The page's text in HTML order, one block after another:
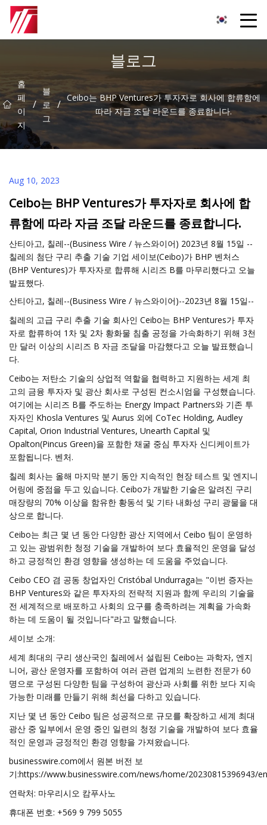
블로그
홈
페
이
지
/
블
로
그
/ Ceibo는 BHP Ventures가 투자자로 회사에 합류함에
따라 자금 조달 라운드를 종료합니다.
Aug 10, 2023
Ceibo는 BHP Ventures가 투자자로 회사에 합
류함에 따라 자금 조달 라운드를 종료합니다.
산티아고, 칠레--(Business Wire / 뉴스와이어) 2023년 8월 15일 --
칠레의 첨단 구리 추출 기술 기업 세이보(Ceibo)가 BHP 벤처스
(BHP Ventures)가 투자자로 합류해 시리즈 B를 마무리했다고 오늘
발표했다.
산티아고, 칠레--(Business Wire / 뉴스와이어)--2023년 8월 15일--
칠레의 고급 구리 추출 기술 회사인 Ceibo는 BHP Ventures가 투자
자로 합류하여 1차 및 2차 황화물 침출 공정을 가속화하기 위해 3천
만 달러 이상의 시리즈 B 자금 조달을 마감했다고 오늘 발표했습니
다.
Ceibo는 저탄소 기술의 상업적 역할을 협력하고 지원하는 세계 최
고의 금융 투자자 및 광산 회사로 구성된 컨소시엄을 구성했습니다.
여기에는 시리즈 B를 주도하는 Energy Impact Partners와 기존 투
자자인 Khosla Ventures 및 Aurus 외에 CoTec Holding, Audley
Capital, Orion Industrial Ventures, Unearth Capital 및
Opalton(Pincus Green)을 포함한 채굴 중심 투자자 신디케이트가
포함됩니다. 벤처.
칠레 회사는 올해 마지막 분기 동안 지속적인 현장 테스트 및 엔지니
어링에 중점을 두고 있습니다. Ceibo가 개발한 기술은 알려진 구리
매장량의 70% 이상을 함유한 황동석 및 기타 내화성 구리 광물을 대
상으로 합니다.
Ceibo는 최근 몇 년 동안 다양한 광산 지역에서 Ceibo 팀이 운영하
고 있는 광범위한 청정 기술을 개발하여 보다 효율적인 운영을 달성
하고 긍정적인 환경 영향을 생성하는 데 도움을 주었습니다.
Ceibo CEO 겸 공동 창업자인 Cristóbal Undurraga는 "이번 증자는
BHP Ventures와 같은 투자자의 전략적 지원과 함께 우리의 기술을
전 세계적으로 배포하고 사회의 요구를 충족하려는 계획을 가속화
하는 데 도움이 될 것입니다"라고 말했습니다.
세이보 소개:
세계 최대의 구리 생산국인 칠레에서 설립된 Ceibo는 과학자, 엔지
니어, 광산 운영자를 포함하여 여러 관련 업계의 노련한 전문가 60
명으로 구성된 다양한 팀을 구성하여 광산과 사회를 위한 보다 지속
가능한 미래를 만들기 위해 최선을 다하고 있습니다.
지난 몇 년 동안 Ceibo 팀은 성공적으로 규모를 확장하고 세계 최대
광산 중 일부에서 운영 중인 일련의 청정 기술을 개발하여 보다 효율
적인 운영과 긍정적인 환경 영향을 가져왔습니다.
businesswire.com에서 원본 버전 보
기:https://www.businesswire.com/news/home/20230815396943/
연락처: 마우리시오 캄푸사노
휴대폰 번호: +569 9 799 5055